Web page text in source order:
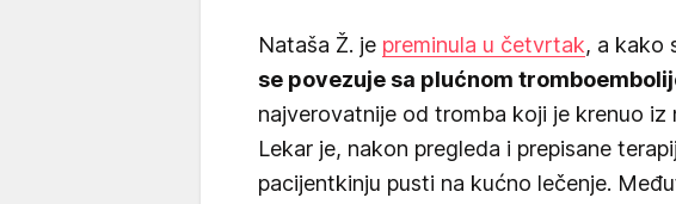
Nataša Ž. je preminula u četvrtak, a kako
se povezuje sa plućnom
najverovatnije od tromba koji je krenuo iz
Lekar je, nakon pregleda i prepisane
pacijentkinju pusti na kućno lečenje.